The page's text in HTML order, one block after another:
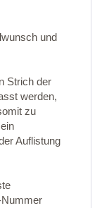
und
Strich der
werden,
zu
Auflistung